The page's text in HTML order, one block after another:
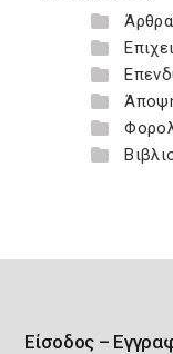
Είσοδος –